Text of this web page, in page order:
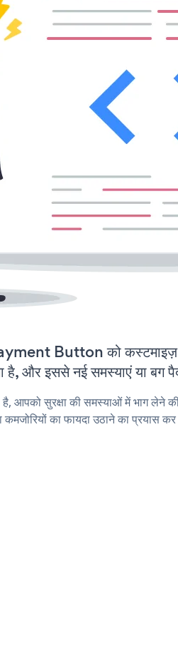
Button को
और इससे नई समस्याएं या बग
आपको सुरक्षा की समस्याओं में भाग लेने
का फायदा उठाने का प्रयास